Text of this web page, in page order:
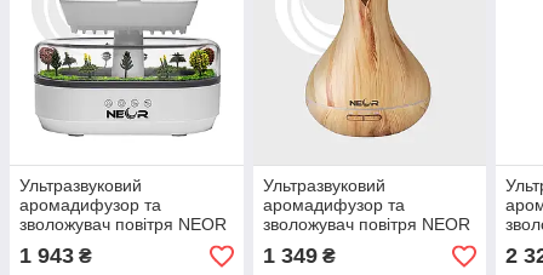
Ультразвуковий
аромадифузор та
зволожувач повітря NEOR
AROMA-S 25ML12 WT
1 943 ₴
Ультразвуковий
аромадифузор та
зволожувач повітря NEOR
AROMA-SBT 40ML12 TN
1 349₴
WT
2